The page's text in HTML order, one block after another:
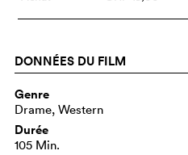
DONNÉES DU FILM
Genre
Drame, Western
Durée
105 Min.